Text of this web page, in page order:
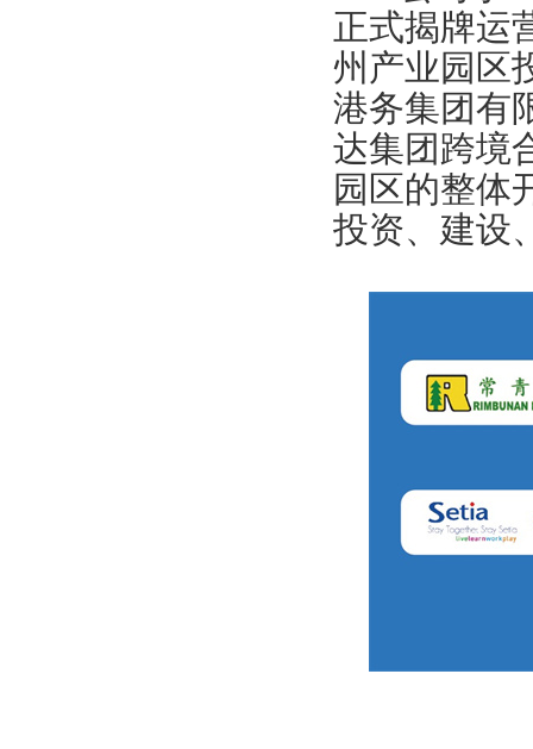
正式揭牌运
州产业园区
港务集团有
达集团跨境
园区的整体
投资、建设